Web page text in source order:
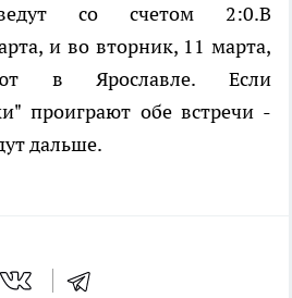
ведут со счетом 2:0.В
и во вторник, 11 марта,
в Ярославле. Если
проиграют обе встречи -
дальше.